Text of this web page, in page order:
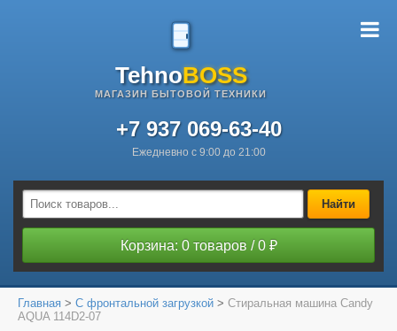
TehnoBOSS
МАГАЗИН БЫТОВОЙ ТЕХНИКИ
+7 937 069-63-40
Ежедневно с 9:00 до 21:00
Найти
Корзина: 0 товаров / 0 ₽
Главная > С фронтальной загрузкой > Стиральная машина Candy
AQUA 114D2-07